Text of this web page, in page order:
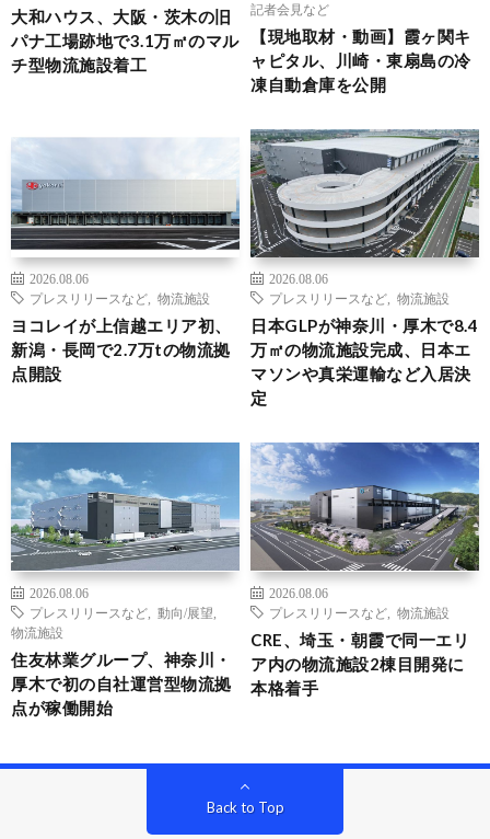
大和ハウス、大阪・茨木の旧
パナ工場跡地で3.1万㎡のマル
チ型物流施設着工
記者会見など
【現地取材・動画】霞ヶ関キ
ャピタル、川崎・東扇島の冷
凍自動倉庫を公開
2026.08.06
プレスリリースなど
物流施設
ヨコレイが上信越エリア初、
新潟・長岡で2.7万tの物流拠
点開設
2026.08.06
プレスリリースなど
物流施設
日本GLPが神奈川・厚木で8.4
万㎡の物流施設完成、日本エ
マソンや真栄運輸など入居決
定
2026.08.06
プレスリリースなど
動向/展望
物流施設
住友林業グループ、神奈川・
厚木で初の自社運営型物流拠
点が稼働開始
2026.08.06
プレスリリースなど
物流施設
CRE、埼玉・朝霞で同一エリ
ア内の物流施設2棟目開発に
本格着手
Back to Top